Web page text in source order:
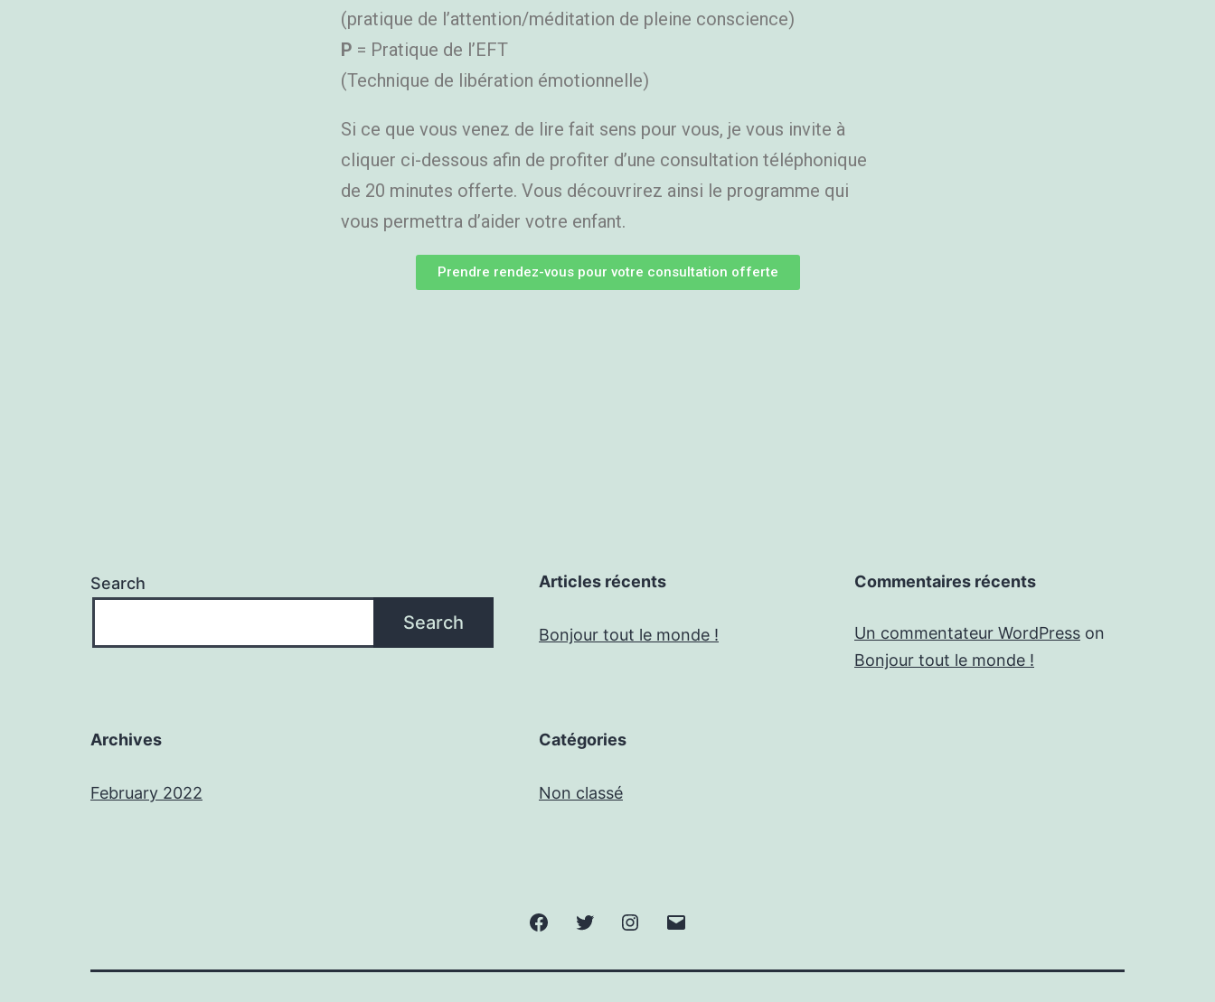
(pratique de l’attention/méditation de pleine conscience)
P = Pratique de l’EFT
(Technique de libération émotionnelle)
Si ce que vous venez de lire fait sens pour vous, je vous invite à
cliquer ci-dessous afin de profiter d’une consultation téléphonique
de 20 minutes offerte. Vous découvrirez ainsi le programme qui
vous permettra d’aider votre enfant.
Prendre rendez-vous pour votre consultation offerte
Search
Search
Articles récents
Bonjour tout le monde !
Commentaires récents
Un commentateur WordPress on
Bonjour tout le monde !
Archives
February 2022
Catégories
Non classé